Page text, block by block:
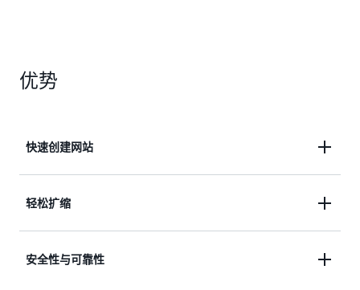
优势
快速创建网站
只需几次点击即可创建网站或应用程序。自动配置联
轻松扩缩
随着您的发展轻松扩展，或将您的资源迁移到更广泛
安全性与可靠性